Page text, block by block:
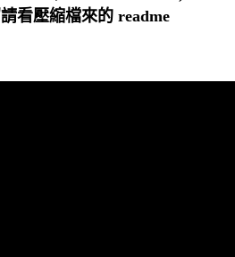
看壓縮檔來的 readme